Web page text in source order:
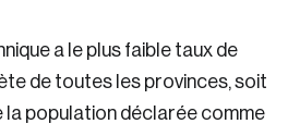
a le plus faible taux de
de toutes les provinces, soit
la population déclarée comme